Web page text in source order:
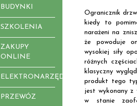
BUDYNKI
SZKOLENIA
ZAKUPY
ONLINE
ELEKTRONARZĘDZIA
PRZEWÓZ
Ogranicznik
kiedy to
narażeni na
że powoduje
wysokiej siły
różnych
klasyczny
produkt tego
jest wykonany z
w stanie